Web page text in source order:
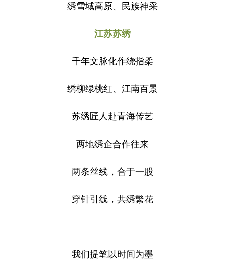
绣雪域高原、民族神采
江苏苏绣
千年文脉化作绕指柔
绣柳绿桃红、江南百景
苏绣匠人赴青海传艺
两地绣企合作往来
两条丝线，合于一股
穿针引线，共绣繁花
我们提笔以时间为墨